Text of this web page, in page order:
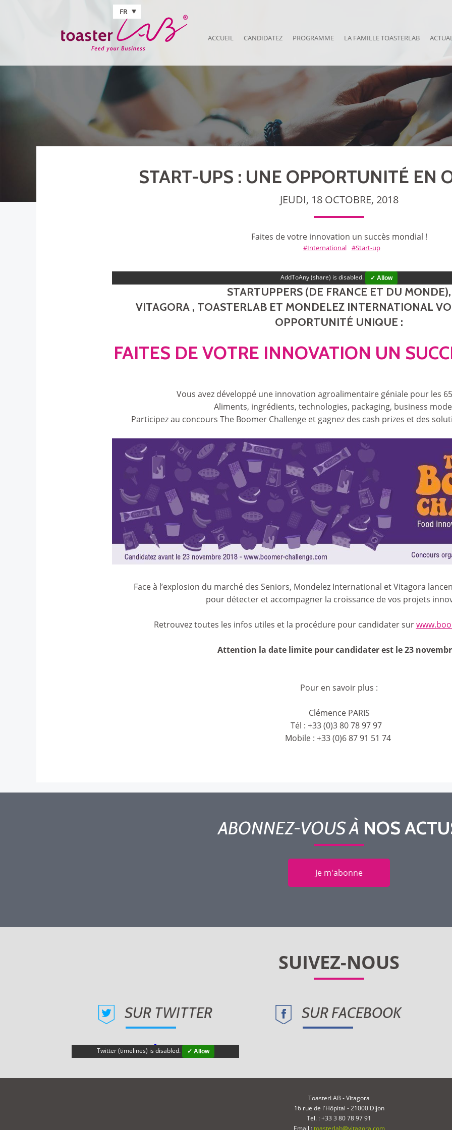
FR
ACCUEIL CANDIDATEZ PROGRAMME LA FAMILLE TOASTERLAB
START-UPS : UNE OPPORTUNITÉ EN
JEUDI, 18 OCTOBRE, 2018
Faites de votre innovation un succès mondial !
International Start-up
AddToAny (share) is disabled. ✓ Allow
STARTUPPERS (DE FRANCE ET DU MONDE),
VITAGORA , TOASTERLAB ET MONDELEZ INTERNATIONAL
OPPORTUNITÉ UNIQUE :
FAITES DE VOTRE INNOVATION UN
Vous avez développé une innovation agroalimentaire géniale pour les
Aliments, ingrédients, technologies, packaging, business
Participez au concours The Boomer Challenge et gagnez des cash prizes et des
Face à l’explosion du marché des Seniors, Mondelez International et Vitagora
pour détecter et accompagner la croissance de vos projets
Retrouvez toutes les infos utiles et la procédure pour candidater sur
Attention la date limite pour candidater est le 23
Pour en savoir plus :
Clémence PARIS
Tél : +33 (0)3 80 78 97 97
Mobile : +33 (0)6 87 91 51 74
ABONNEZ-VOUS À NOS
Je m'abonne
SUR TWITTER
Twitter (timelines) is disabled. ✓ Allow
SUR FACEBOOK
ToasterLAB - Vitagora
16 rue de l'Hôpital - 21000 Dijon
Tel. : +33 3 80 78 97 91
Email :toasterlab@vitagora.com